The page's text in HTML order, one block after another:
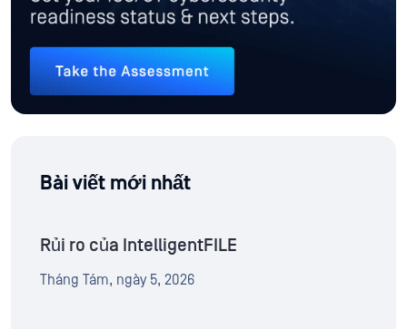
Bài viết mới nhất
Rủi ro của IntelligentFILE
Tháng Tám, ngày 5, 2026